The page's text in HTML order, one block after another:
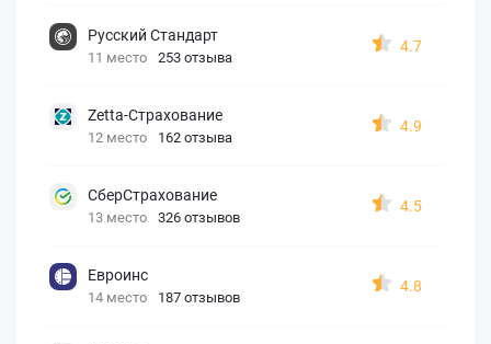
Русский Стандарт
11 место 253 отзыва
4.7
Zetta-Страхование
12 место 162 отзыва
4.9
СберСтрахование
13 место 326 отзывов
4.5
Евроинс
14 место 187 отзывов
4.8